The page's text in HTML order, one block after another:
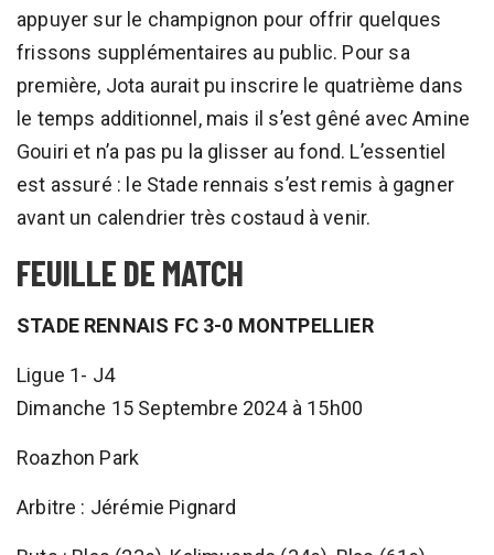
appuyer sur le champignon pour offrir quelques
frissons supplémentaires au public. Pour sa
première, Jota aurait pu inscrire le quatrième dans
le temps additionnel, mais il s’est gêné avec Amine
Gouiri et n’a pas pu la glisser au fond. L’essentiel
est assuré : le Stade rennais s’est remis à gagner
avant un calendrier très costaud à venir.
FEUILLE DE MATCH
STADE RENNAIS FC 3-0 MONTPELLIER
Ligue 1- J4
Dimanche 15 Septembre 2024 à 15h00
Roazhon Park
Arbitre : Jérémie Pignard